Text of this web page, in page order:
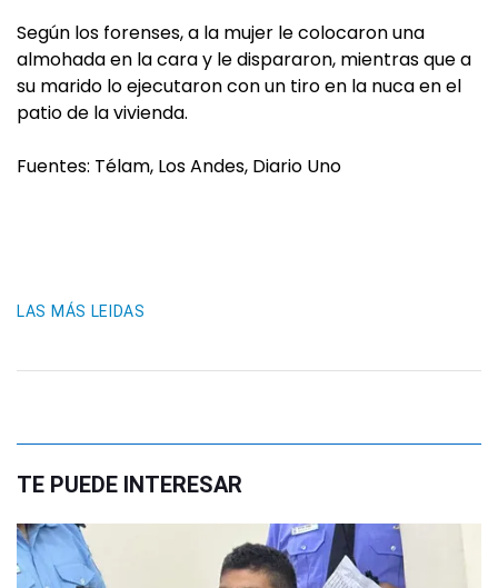
Según los forenses, a la mujer le colocaron una
almohada en la cara y le dispararon, mientras que a
su marido lo ejecutaron con un tiro en la nuca en el
patio de la vivienda.
Fuentes: Télam, Los Andes, Diario Uno
LAS MÁS LEIDAS
TE PUEDE INTERESAR